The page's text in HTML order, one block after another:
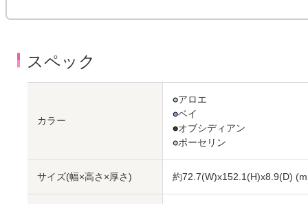
スペック
カラー
●アロエ
●ベイ
●オブシディアン
●ポーセリン
サイズ(幅×高さ×厚さ) 約72.7(W)x152.1(H)x8.9(D)